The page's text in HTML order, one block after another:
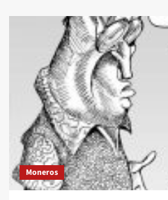
Comando
ejecuta
a
17
personas
durante
funeral
en
Michoacán
Moneros